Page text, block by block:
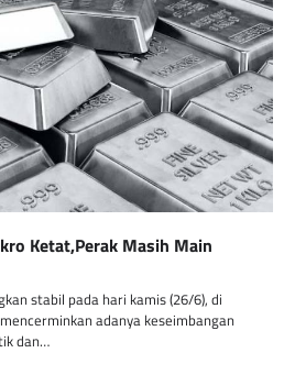
Ketat,Perak Masih Main
stabil pada hari kamis (26/6), di
adanya keseimbangan
dan…